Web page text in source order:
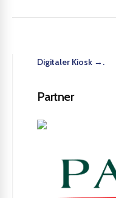
Digitaler Kiosk →.
Partner